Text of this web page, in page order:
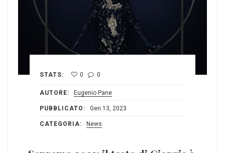
STATS: 0 0
AUTORE: Eugenio Pane
PUBBLICATO: Gen 13, 2023
CATEGORIA: News